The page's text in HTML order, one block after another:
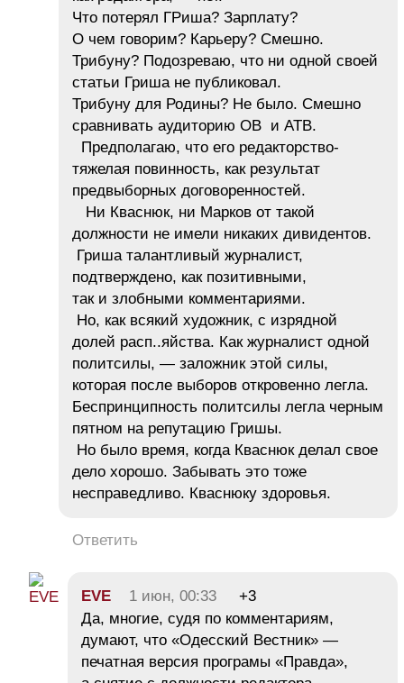
Что потерял ГРиша? Зарплату?
О чем говорим? Карьеру? Смешно.
Трибуну? Подозреваю, что ни одной своей
статьи Гриша не публиковал.
Трибуну для Родины? Не было. Смешно
сравнивать аудиторию ОВ и АТВ.
Предполагаю, что его редакторство-
тяжелая повинность, как результат
предвыборных договоренностей.
Ни Кваснюк, ни Марков от такой
должности не имели никаких дивидентов.
Гриша талантливый журналист,
подтверждено, как позитивными,
так и злобными комментариями.
Но, как всякий художник, с изрядной
долей расп..яйства. Как журналист одной
политсилы, — заложник этой силы,
которая после выборов откровенно легла.
Беспринципность политсилы легла черным
пятном на репутацию Гришы.
Но было время, когда Кваснюк делал свое
дело хорошо. Забывать это тоже
несправедливо. Кваснюку здоровья.
Ответить
EVE 1 июн, 00:33
+3
Да, многие, судя по комментариям,
думают, что «Одесский Вестник» —
печатная версия програмы «Правда»,